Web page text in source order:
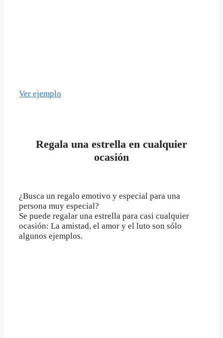
Ver ejemplo
Regala una estrella en cualquier
ocasión
¿Busca un regalo emotivo y especial para una
persona muy especial?
Se puede regalar una estrella para casi cualquier
ocasión: La amistad, el amor y el luto son sólo
algunos ejemplos.